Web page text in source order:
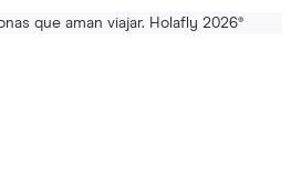
que aman viajar. Holafly 2026®